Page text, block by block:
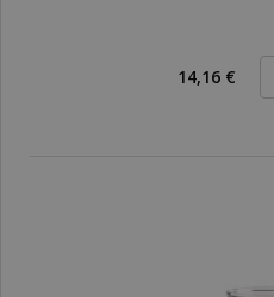
14,16 €